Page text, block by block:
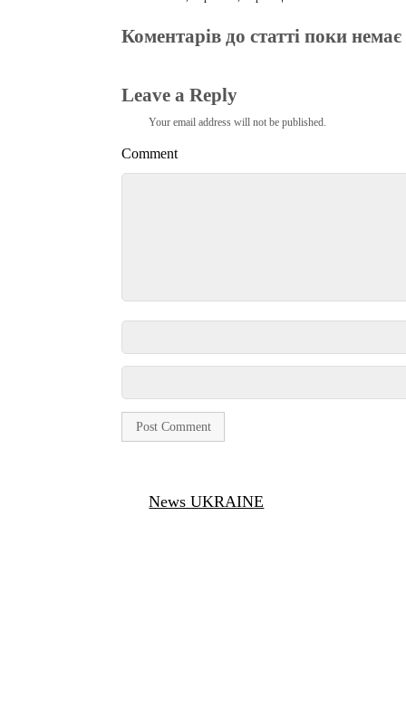
Коментарів до статті поки немає
Leave a Reply
Your email address will not be published.
Comment
News UKRAINE